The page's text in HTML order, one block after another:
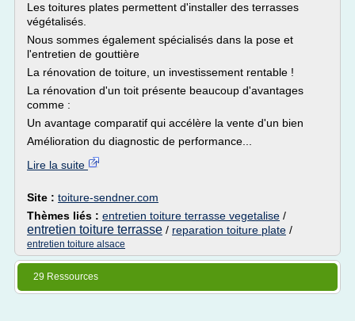
Les toitures plates permettent d'installer des terrasses
végétalisés.
Nous sommes également spécialisés dans la pose et
l'entretien de gouttière
La rénovation de toiture, un investissement rentable !
La rénovation d'un toit présente beaucoup d'avantages
comme :
Un avantage comparatif qui accélère la vente d'un bien
Amélioration du diagnostic de performance...
Lire la suite
Site : toiture-sendner.com
Thèmes liés : entretien toiture terrasse vegetalise /
entretien toiture terrasse / reparation toiture plate /
entretien toiture alsace
29 Ressources